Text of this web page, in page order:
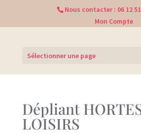
Nous contacter : 06 12
Mon Compte
Sélectionner une page
Dépliant
LOISIRS